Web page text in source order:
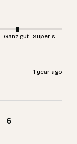
Ganz gut Super spannend
1 year ago
6